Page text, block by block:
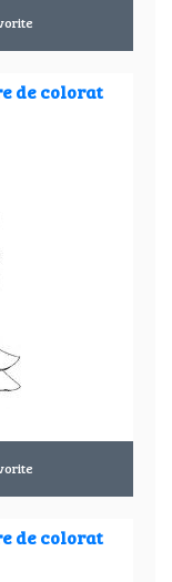
de colorat
de colorat